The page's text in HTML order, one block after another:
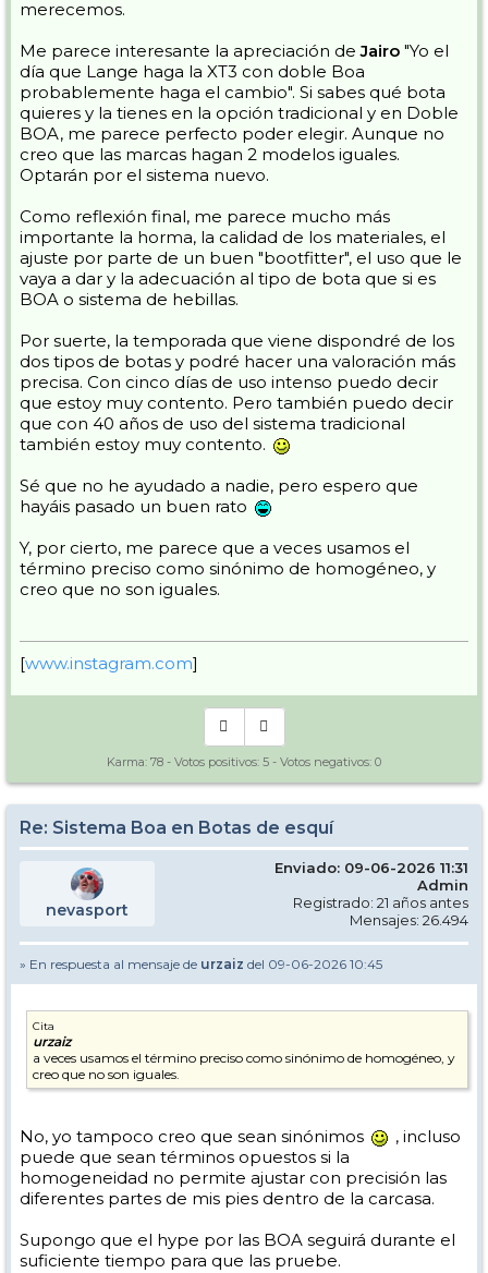
merecemos.
Me parece interesante la apreciación deJairo "Yo el
día que Lange haga la XT3 con doble Boa
probablemente haga el cambio". Si sabes qué bota
quieres y la tienes en la opción tradicional y en Doble
BOA, me parece perfecto poder elegir. Aunque no
creo que las marcas hagan 2 modelos iguales.
Optarán por el sistema nuevo.
Como reflexión final, me parece mucho más
importante la horma, la calidad de los materiales, el
ajuste por parte de un buen "bootfitter", el uso que le
vaya a dar y la adecuación al tipo de bota que si es
BOA o sistema de hebillas.
Por suerte, la temporada que viene dispondré de los
dos tipos de botas y podré hacer una valoración más
precisa. Con cinco días de uso intenso puedo decir
que estoy muy contento. Pero también puedo decir
que con 40 años de uso del sistema tradicional
también estoy muy contento.
Sé que no he ayudado a nadie, pero espero que
hayáis pasado un buen rato
Y, por cierto, me parece que a veces usamos el
término preciso como sinónimo de homogéneo, y
creo que no son iguales.
[www.instagram.com]
Karma: 78 - Votos positivos: 5 - Votos negativos: 0
Re: Sistema Boa en Botas de esquí
nevasport
Enviado: 09-06-2026 11:31
Admin
Registrado: 21 años antes
Mensajes: 26.494
» En respuesta al mensaje de urzaiz del 09-06-2026 10:45
Cita
urzaiz
a veces usamos el término preciso como sinónimo de homogéneo, y
creo que no son iguales.
No, yo tampoco creo que sean sinónimos
, incluso
puede que sean términos opuestos si la
homogeneidad no permite ajustar con precisión las
diferentes partes de mis pies dentro de la carcasa.
Supongo que el hype por las BOA seguirá durante el
suficiente tiempo para que las pruebe.